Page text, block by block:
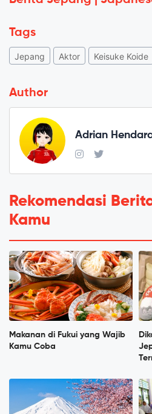
Tags
Jepang Aktor Keisuke Koide
Author
Adrian
Rekomendasi
Kamu
Makanan di Fukui yang Wajib
Kamu Coba